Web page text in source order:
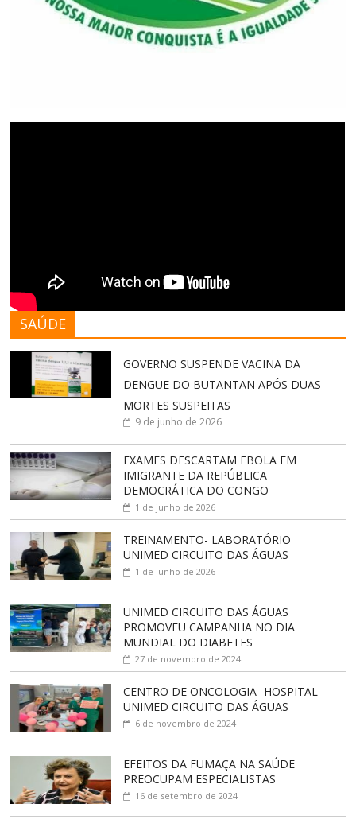
SAÚDE
GOVERNO SUSPENDE VACINA DA
DENGUE DO BUTANTAN APÓS DUAS
MORTES SUSPEITAS
9 de junho de 2026
EXAMES DESCARTAM EBOLA EM
IMIGRANTE DA REPÚBLICA
DEMOCRÁTICA DO CONGO
1 de junho de 2026
TREINAMENTO- LABORATÓRIO
UNIMED CIRCUITO DAS ÁGUAS
1 de junho de 2026
UNIMED CIRCUITO DAS ÁGUAS
PROMOVEU CAMPANHA NO DIA
MUNDIAL DO DIABETES
27 de novembro de 2024
CENTRO DE ONCOLOGIA- HOSPITAL
UNIMED CIRCUITO DAS ÁGUAS
6 de novembro de 2024
EFEITOS DA FUMAÇA NA SAÚDE
PREOCUPAM ESPECIALISTAS
16 de setembro de 2024